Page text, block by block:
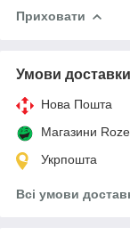
Приховати
Умови доставки
Нова Пошта
Магазини
Укрпошта
Всі умови